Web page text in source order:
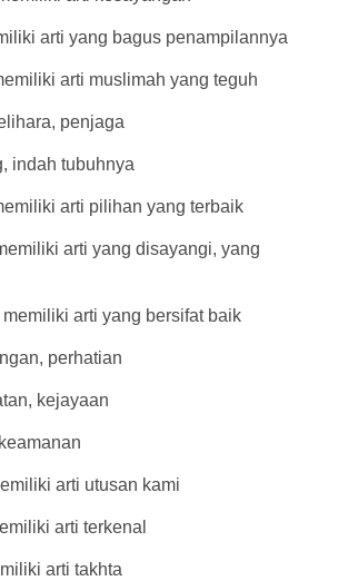
arti yang bagus penampilannya
arti muslimah yang teguh
penjaga
indah tubuhnya
arti pilihan yang terbaik
arti yang disayangi, yang
arti yang bersifat baik
perhatian
kejayaan
arti utusan kami
arti terkenal
arti takhta